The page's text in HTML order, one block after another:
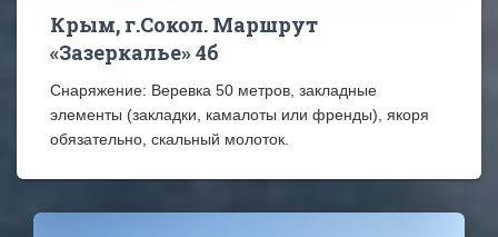
Крым, г.Сокол. Маршрут
«Зазеркалье» 4б
Снаряжение: Веревка 50 метров, закладные
элементы (закладки, камалоты или френды), якоря
обязательно, скальный молоток.